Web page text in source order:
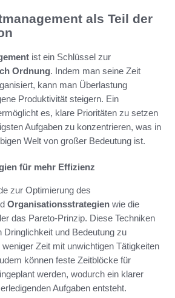
als Teil der
ist ein Schlüssel zur
Ordnung. Indem man seine Zeit
kann man Überlastung
Produktivität steigern. Ein
es, klare Prioritäten zu setzen
Aufgaben zu konzentrieren, was in
Welt von großer Bedeutung ist.
für mehr Effizienz
zur Optimierung des
Organisationsstrategien wie die
das Pareto-Prinzip. Diese Techniken
Dringlichkeit und Bedeutung zu
Zeit mit unwichtigen Tätigkeiten
können feste Zeitblöcke für
werden, wodurch ein klarer
Aufgaben entsteht.